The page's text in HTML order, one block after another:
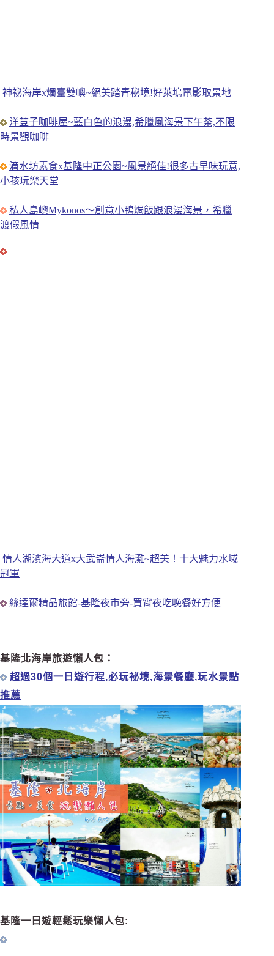
神祕海岸x燭臺雙嶼~絕美踏青秘境!好萊塢電影取景地
洋荳子咖啡屋~藍白色的浪漫,希臘風海景下午茶,不限
時景觀咖啡
滴水坊素食x基隆中正公園~風景絕佳!很多古早味玩意,
小孩玩樂天堂
私人島嶼Mykonos～創意小鴨焗飯跟浪漫海景，希臘
渡假風情
情人湖濱海大道x大武崙情人海灘~超美！十大魅力水域
冠軍
絲達爾精品旅館-基隆夜市旁-買宵夜吃晚餐好方便
基隆北海岸旅遊懶人包：
超過30個一日遊行程,必玩祕境,海景餐廳,玩水景點
推薦
基隆一日遊輕鬆玩樂懶人包: